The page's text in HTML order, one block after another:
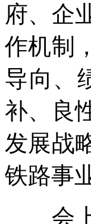
府、企
作机制
导向、
补、良
发展战
铁路事
会上